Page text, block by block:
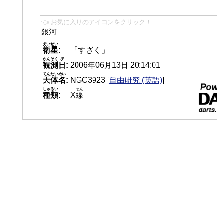
👈 お気に入りのアイコンをクリック！
銀河
衛星
えいせい
:
「すざく」
観測
かんそく
日
び
: 2006年06月13日 20:14:01
天体名
てんたいめい
: NGC3923 [自由研究 (英語)]
種類
しゅるい
: X線
せん